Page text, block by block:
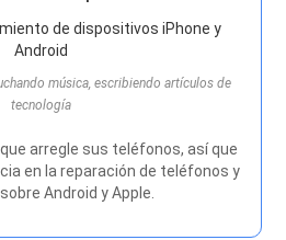
de dispositivos iPhone y
Android
música, escribiendo artículos de
tecnología
arregle sus teléfonos, así que
en la reparación de teléfonos y
Android y Apple.